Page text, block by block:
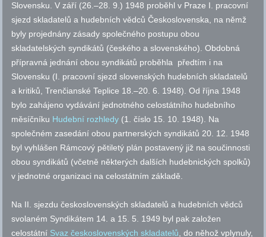
Slovensku. V září (26.–28. 9.) 1948 proběhl v Praze I. pracovní
sjezd skladatelů a hudebních vědců Československa, na němž
byly projednány zásady společného postupu obou
skladatelských syndikátů (českého a slovenského). Obdobná
přípravná jednání obou syndikátů proběhla předtím i na
Slovensku (I. pracovní sjezd slovenských hudebních skladatelů
a kritiků, Trenčianské Teplice 18.–20. 6. 1948). Od října 1948
bylo zahájeno vydávání jednotného celostátního hudebního
měsíčníku Hudební rozhledy (1. číslo 15. 10. 1948). Na
společném zasedání obou partnerských syndikátů 20. 12. 1948
byl vyhlášen Rámcový pětiletý plán postavený již na součinnosti
obou syndikátů (včetně některých dalších hudebnických spolků)
v jednotné organizaci na celostátním základě.
Na II. sjezdu československých skladatelů a hudebních vědců
svolaném Syndikátem 14. a 15. 5. 1949 byl pak založen
celostátní Svaz československých skladatelů, do něhož vplynuly,